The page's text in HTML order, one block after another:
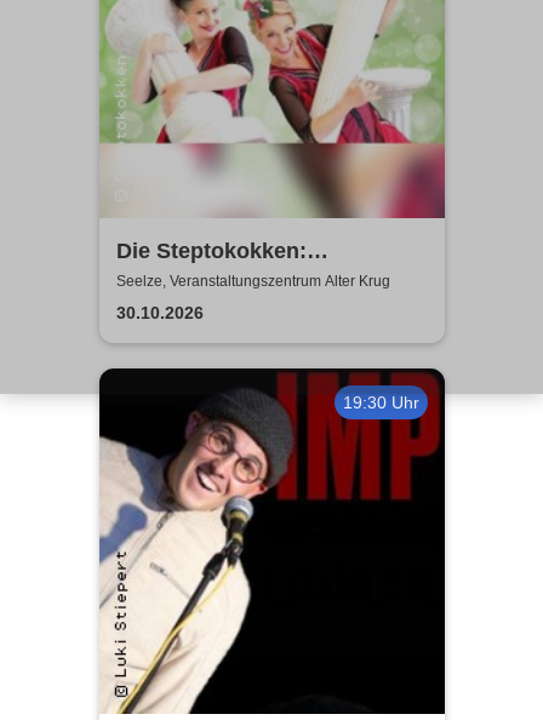
Die Steptokokken:
Körperklassiker |
Kulturinitiative Seelze e.V. -
KiS
Seelze, Veranstaltungszentrum Alter Krug
30.10.2026
19:30 Uhr